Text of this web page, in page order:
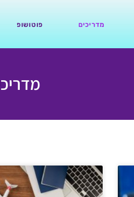
מדריכים פוטושופ